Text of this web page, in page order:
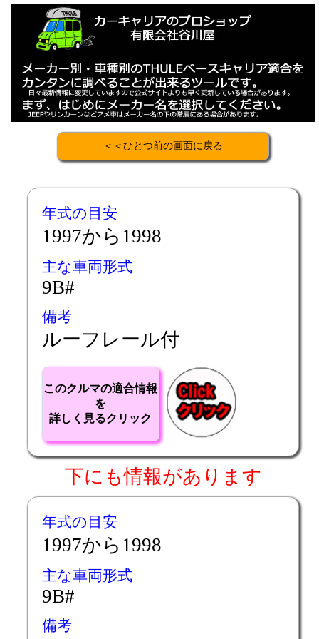
＜＜ひとつ前の画面に戻る
年式の目安
1997から1998
主な車両形式
9B#
備考
ルーフレール付
このクルマの適合情報
を
詳しく見るクリック
下にも情報があります
年式の目安
1997から1998
主な車両形式
9B#
備考